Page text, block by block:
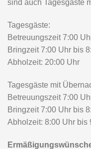
Zuwiderhandlung kann
ggf. nach Hause
Rückerstattung des
möglich.